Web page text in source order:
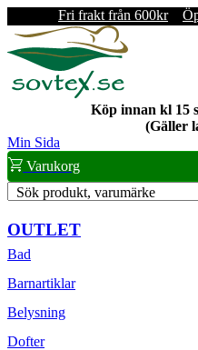
Fri frakt från 600kr
Köp innan kl 15
(Gäller
Min Sida
Varukorg
Sök produkt, varumärke
OUTLET
Bad
Barnartiklar
Belysning
Dofter